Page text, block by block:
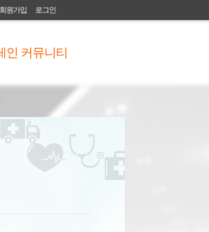
회원가입 로그인
인 커뮤니티